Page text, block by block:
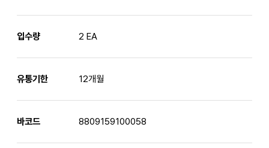
입수량 2 EA
유통기한 12개월
바코드 8809159100058